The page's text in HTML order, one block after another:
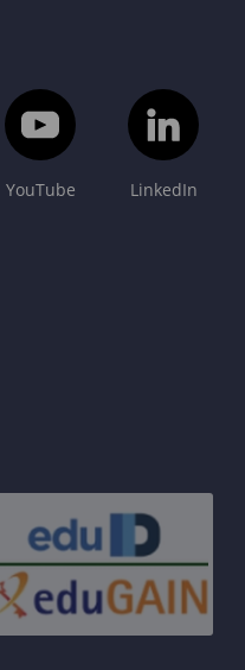
YouTube LinkedIn